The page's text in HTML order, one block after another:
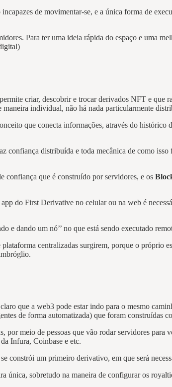
de movimentar-se, e a única forma de
Para ter uma ideia rápida do espaço e uma
criar, descobrir e trocar derivados NFT e que
maneira individual, não há nada particularmente
que conecta informações, através do histórico
confiança distribuída e toda mecânica de como
confiança que é construído por servidores, e os
do First Derivative no celular ou na web é
e dando um nó’’ no que está sendo executado
centralizadas surgirem, porque o próprio
que a web3 pode estar indo para o mesmo
de forma automatizada) que foram construídas
por meio de pessoas que vão rodar servidores
Infura, Coinbase e etc.
constrói um primeiro derivativo, em que será
única, sobretudo na maneira de configurar os